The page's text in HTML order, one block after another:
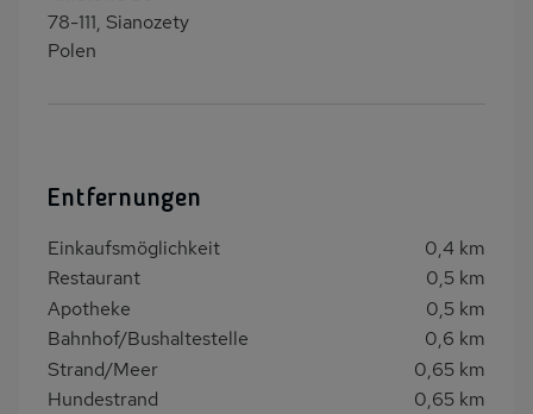
78-111, Sianozety
Polen
Entfernungen
Einkaufsmöglichkeit
0,4 km
Restaurant
0,5 km
Apotheke
0,5 km
Bahnhof/Bushaltestelle
0,6 km
Strand/Meer
0,65 km
Hundestrand
0,65 km